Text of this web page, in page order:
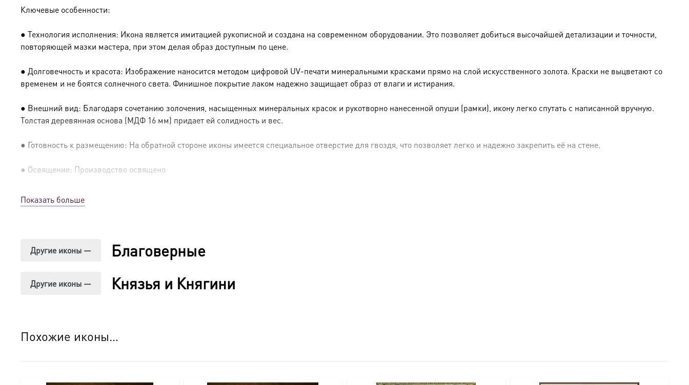
Ключевые особенности:
● Технология исполнения: Икона является имитацией рукописной и создана на современном оборудовании. Это позволяет добиться высочайшей детализации и точности,
повторяющей мазки мастера, при этом делая образ доступным по цене.
● Долговечность и красота: Изображение наносится методом цифровой UV-печати минеральными красками прямо на слой искусственного золота. Краски не выцветают со
временем и не боятся солнечного света. Финишное покрытие лаком надежно защищает образ от влаги и истирания.
● Внешний вид: Благодаря сочетанию золочения, насыщенных минеральных красок и рукотворно нанесенной опуши (рамки), икону легко спутать с написанной вручную.
Толстая деревянная основа (МДФ 16 мм) придает ей солидность и вес.
● Готовность к размещению: На обратной стороне иконы имеется специальное отверстие для гвоздя, что позволяет легко и надежно закрепить её на стене.
● Освящение: Производство освящено
● Техника: Цифровая UV-печать по золочению.
● Отделка: Ручное нанесение опуши, лаковое покрытие.
Эта икона станет прекрасным духовным подарком:
Показать больше
Другие иконы — Благоверные
Другие иконы — Князья и Княгини
Похожие иконы…